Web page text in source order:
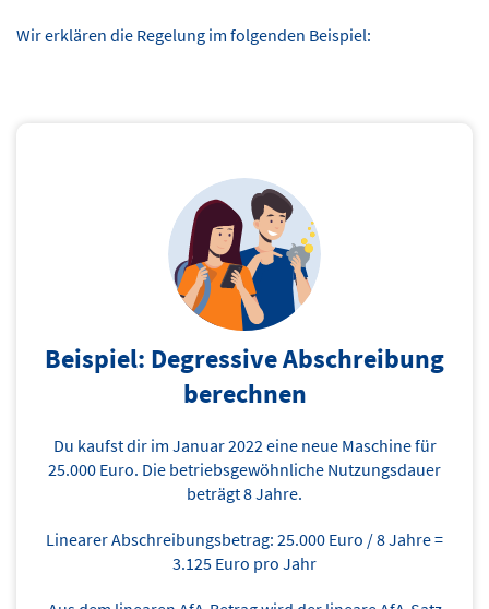
Wir erklären die Regelung im folgenden Beispiel:
Beispiel: Degressive Abschreibung
berechnen
Du kaufst dir im Januar 2022 eine neue Maschine für
25.000 Euro. Die betriebsgewöhnliche Nutzungsdauer
beträgt 8 Jahre.
Linearer Abschreibungsbetrag: 25.000 Euro / 8 Jahre =
3.125 Euro pro Jahr